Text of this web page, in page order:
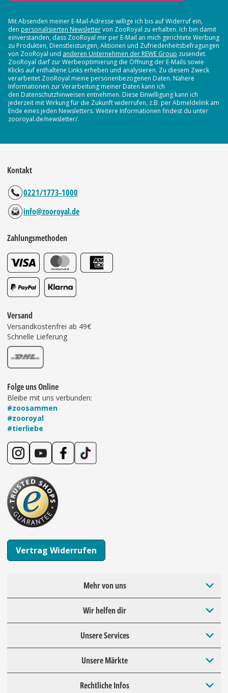
Mit Absenden meiner E-Mail-Adresse willige ich bis auf Widerruf ein,
den personalisierten Newslettervon ZooRoyal zu erhalten. Ich bin damit
einverstanden, dass ZooRoyal mir per E-Mail an mich gerichtete Werbung
zu Produkten, Dienstleistungen, Aktionen und Zufriedenheitsbefragungen
von ZooRoyal und anderen Unternehmen der REWE Group zusendet.
ZooRoyal darf zur Werbeoptimierung die Öffnung der E-Mails sowie
Klicks auf enthaltene Links erheben und analysieren. Zu diesem Zweck
verarbeitet ZooRoyal meine personenbezogenen Daten. Nähere
Informationen zur Verarbeitung meiner Daten kann ich
den Datenschutzhinweisen entnehmen. Diese Einwilligung kann ich
jederzeit mit Wirkung für die Zukunft widerrufen, z.B. per Abmeldelink am
Ende eines jeden Newsletters. Weitere Informationen findest du unter
zooroyal.de/newsletter/.
Kontakt
0221/1773-1000
info@zooroyal.de
Zahlungsmethoden
Versand
Versandkostenfrei ab 49€
Schnelle Lieferung
Folge uns Online
Bleibe mit uns verbunden:
#zoosammen
#zooroyal
#tierliebe
Vertrag Widerrufen
Mehr von uns
Wir helfen dir
Unsere Services
Unsere Märkte
Rechtliche Infos